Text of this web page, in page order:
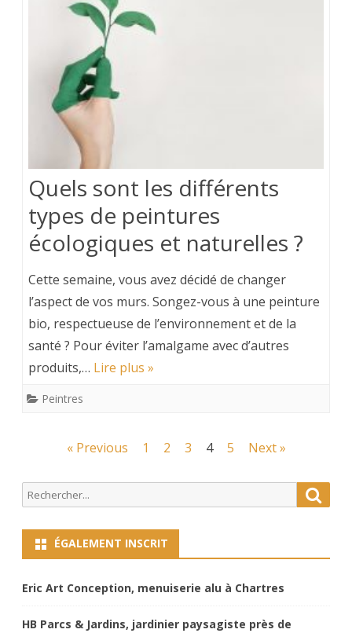
Quels sont les différents
types de peintures
écologiques et naturelles ?
Cette semaine, vous avez décidé de changer
l’aspect de vos murs. Songez-vous à une peinture
bio, respectueuse de l’environnement et de la
santé ? Pour éviter l’amalgame avec d’autres
produits,… Lire plus »
Peintres
Navigation
articles
« Previous 1 2 3 4 5 Next »
Search
for:
ÉGALEMENT INSCRIT
Eric Art Conception, menuiserie alu à Chartres
HB Parcs & Jardins, jardinier paysagiste près de